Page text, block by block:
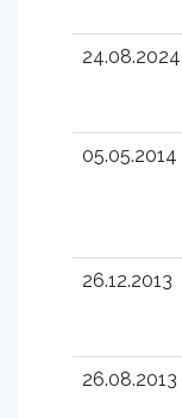
24.08.2024
05.05.2014
26.12.2013
26.08.2013